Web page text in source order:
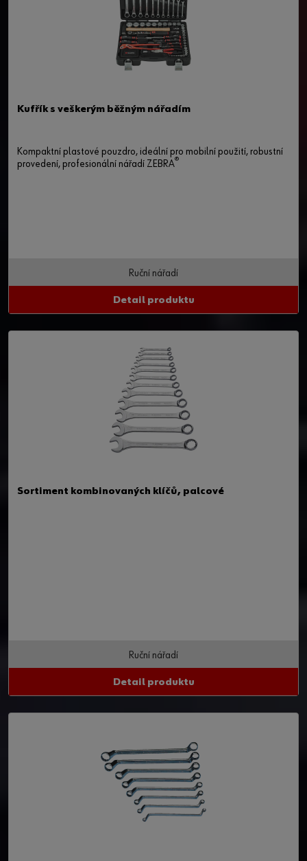
Kufřík s veškerým běžným nářadím
Kompaktní plastové pouzdro, ideální pro mobilní použití, robustní
provedení, profesionální nářadí ZEBRA®
Ruční nářadí
Detail produktu
Sortiment kombinovaných klíčů, palcové
Ruční nářadí
Detail produktu